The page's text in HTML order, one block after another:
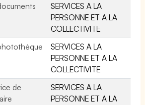
SERVICES A LA
PERSONNE ET A LA
COLLECTIVITE
SERVICES A LA
PERSONNE ET A LA
COLLECTIVITE
de
SERVICES A LA
PERSONNE ET A LA